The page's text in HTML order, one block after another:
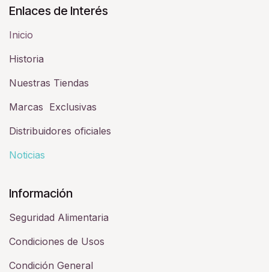
Enlaces de Interés
Inicio
Historia​
Nuestras Tiendas
Marcas Exclusivas
Distribuidores oficiales
Noticias
Información
Seguridad Alimentaria
Condiciones de Usos
Condición General